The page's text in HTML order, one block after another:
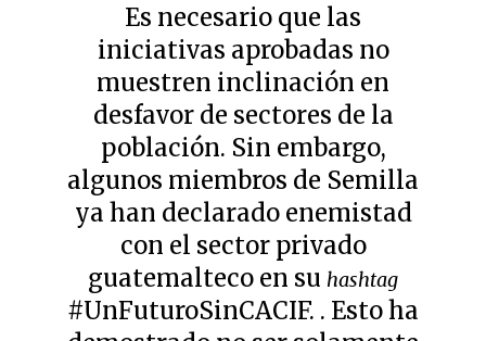
Es necesario que las
iniciativas aprobadas no
muestren inclinación en
desfavor de sectores de la
población. Sin embargo,
algunos miembros de Semilla
ya han declarado enemistad
con el sector privado
guatemalteco en su hashtag
#UnFuturoSinCACIF. . Esto ha